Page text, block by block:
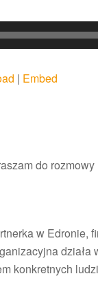
| Embed
do
w Edronie,
konkretnych